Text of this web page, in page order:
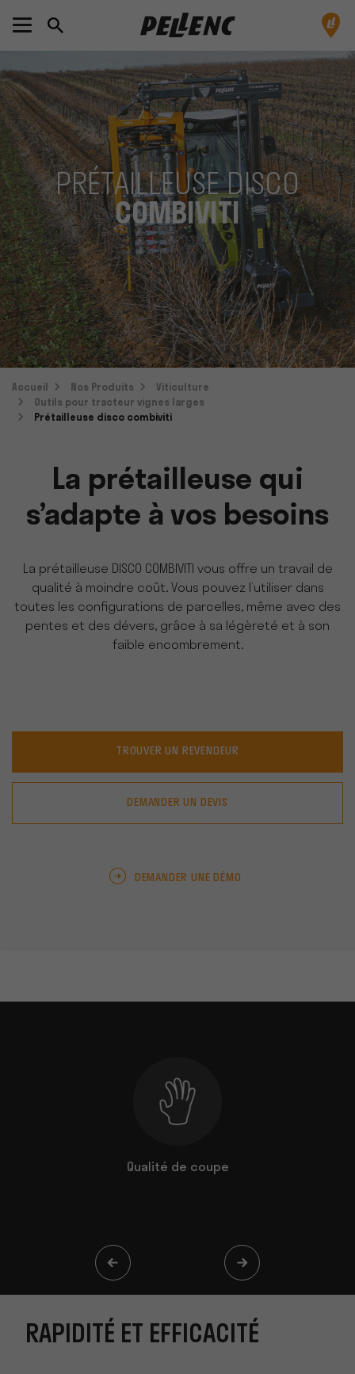
PRÉTAILLEUSE DISCO
COMBIVITI
Accueil Nos Produits
Viticulture
Outils pour tracteur vignes larges
Prétailleuse disco combiviti
La prétailleuse qui
s’adapte à vos besoins
La prétailleuse DISCO COMBIVITI vous offre un travail de
qualité à moindre coût. Vous pouvez l’utiliser dans
toutes les configurations de parcelles, même avec des
pentes et des dévers, grâce à sa légèreté et à son
faible encombrement.
TROUVER UN REVENDEUR
DEMANDER UN DEVIS
DEMANDER UNE DÉMO
Qualité de coupe
RAPIDITÉ ET EFFICACITÉ